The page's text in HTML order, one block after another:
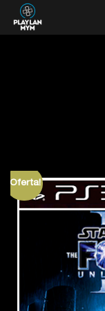
¡Oferta!